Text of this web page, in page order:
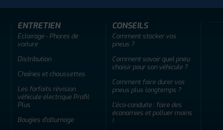
ENTRETIEN
Éclairage - Phares de
voiture
Distribution
Chaînes et chaussettes
Les forfaits révision
véhicule électrique Profil
Plus
Bougies d'allumage
CONSEILS
Comment stocker vos
pneus ?
Comment savoir quel pneu
choisir pour son véhicule ?
Comment faire durer vos
pneus plus longtemps ?
L'éco-conduite : faire des
économies et polluer moins
!